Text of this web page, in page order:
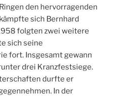
den hervorragenden
sich Bernhard
folgten zwei weitere
sich seine
fort. Insgesamt gewann
drei Kranzfestsiege.
durfte er
In der